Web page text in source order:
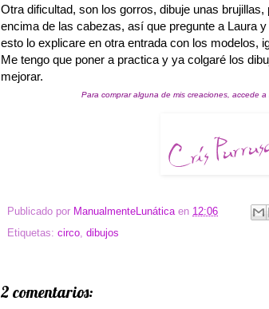
Otra dificultad, son los gorros, dibuje unas
encima de las cabezas, así que pregunte a Laura
esto lo explicare en otra entrada con los modelos,
Me tengo que poner a practica y ya colgaré los
mejorar.
Para comprar alguna de mis creaciones, accede a
Publicado por ManualmenteLunática en 12:06
Etiquetas: circo dibujos
2 comentarios: